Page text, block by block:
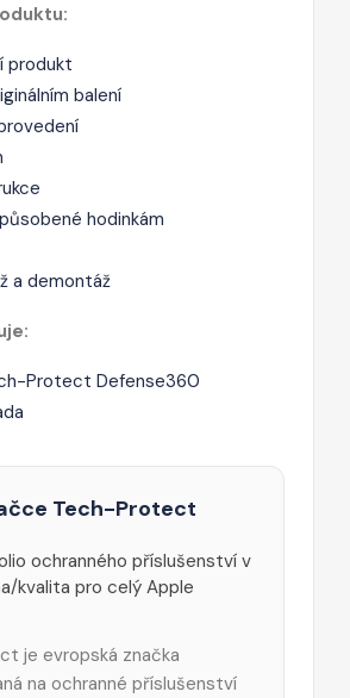
produkt
balení
hodinkám
a demontáž
Protect Defense360
Tech-Protect
ochranného příslušenství v
kvalita pro celý Apple
je evropská značka
na ochranné příslušenství